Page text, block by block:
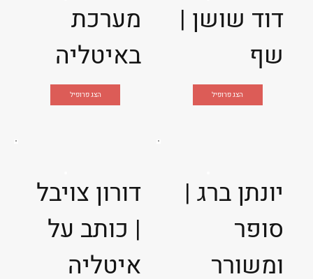
מערכת
באיטליה
הצג פרופיל
דוד שושן |
שף
הצג פרופיל
דורון צויבל
| כותב על
איטליה
יונתן ברג |
סופר
ומשורר